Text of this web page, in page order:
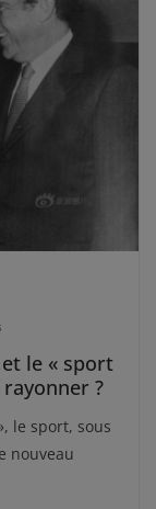
le « sport
?
le sport, sous
nouveau